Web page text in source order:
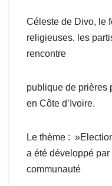
Céleste de Divo, le
religieuses, les
rencontre
publique de prières
en Côte d’Ivoire.
Le thème :
a été développé
communauté